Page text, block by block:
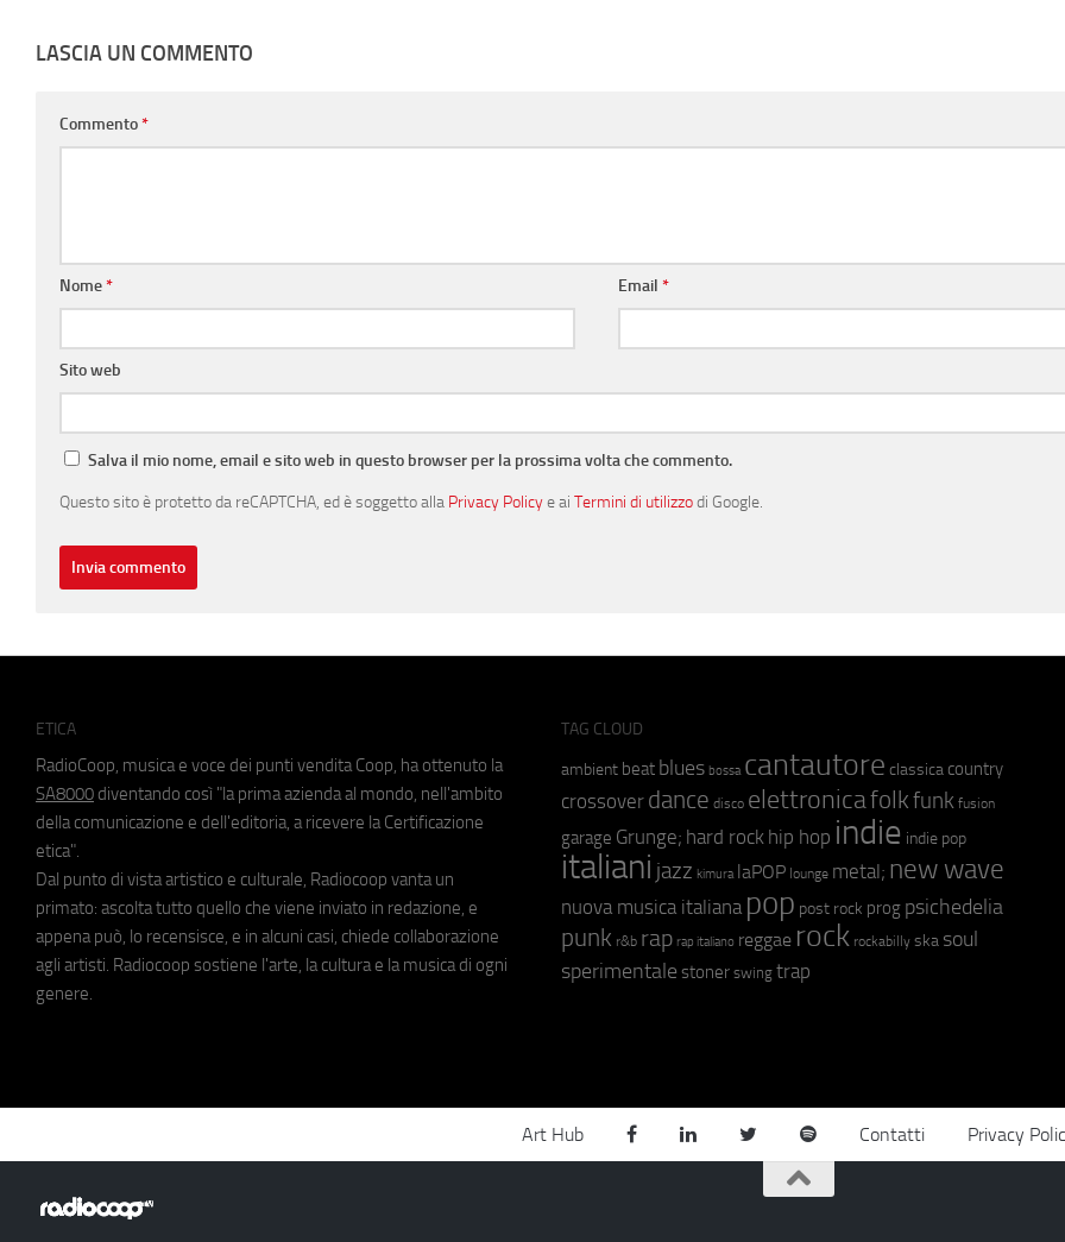
LASCIA UN COMMENTO
Commento*
Nome* Email*
Sito web
Salva il mio nome, email e sito web in questo browser per la prossima volta che commento.
Questo sito è protetto da reCAPTCHA, ed è soggetto alla Privacy Policye ai Termini di utilizzodi Google.
ETICA
RadioCoop, musica e voce dei punti vendita Coop, ha ottenuto la
SA8000 diventando così "la prima azienda al mondo, nell'ambito
della comunicazione e dell'editoria, a ricevere la Certificazione
etica".
Dal punto di vista artistico e culturale, Radiocoop vanta un
primato: ascolta tutto quello che viene inviato in redazione, e
appena può, lo recensisce, e in alcuni casi, chiede collaborazione
agli artisti. Radiocoop sostiene l'arte, la cultura e la musica di ogni
genere.
TAG CLOUD
ambient beat blues bossa cantautore classica country
crossover dance disco elettronicafolkfunk fusion
garage Grunge; hard rock hip hop indie indie pop
italiani jazz kimura laPOP lounge metal; new wave
nuova musica italiana pop post rock prog psichedelia
punk r&b rap rap italiano reggae rock rockabilly ska soul
sperimentale stoner swing trap
Art Hub Contatti Privacy